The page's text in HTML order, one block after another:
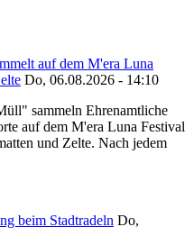
auf dem M'era Luna
Do, 06.08.2026 - 14:10
sammeln Ehrenamtliche
auf dem M'era Luna Festival
und Zelte. Nach jedem
beim Stadtradeln Do,